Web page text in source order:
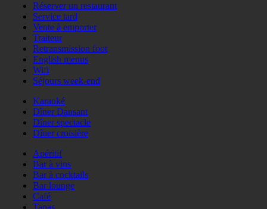
Réserver un restaurant
Service tard
Vente à emporter
Traiteur
Retransmission foot
English menus
Wifi
Séjours week-end
Karaoké
Dîner Dansant
Dîner spectacle
Dîner croisière
Apéritif
Bar à vins
Bar à cocktails
Bar lounge
Café
Tapas